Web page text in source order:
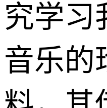
究学习
音乐的